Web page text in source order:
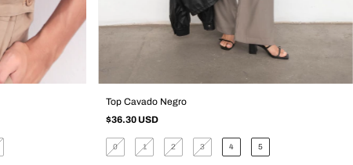
Top Cavado Negro
$36.30 USD
0 1 2 3 4 5